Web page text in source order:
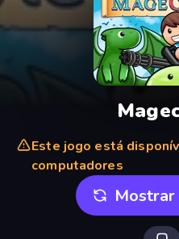
Este jogo está
computadores